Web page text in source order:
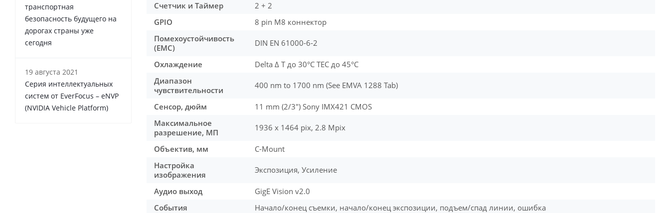
Счетчик и Таймер
2 + 2
GPIO
8 pin M8 коннектор
Помехоустойчивость
(EMC)
DIN EN 61000-6-2
Охлаждение
Delta Δ T до 30°C TEC до 45°C
Диапазон
чувствительности
400 nm to 1700 nm (See EMVA 1288 Tab)
Сенсор, дюйм
11 mm (2/3″) Sony IMX421 CMOS
Максимальное
разрешение, МП
1936 x 1464 pix, 2.8 Mpix
Объектив, мм
C-Mount
Настройка
изображения
Экспозиция, Усиление
Аудио выход
GigE Vision v2.0
События
Начало/конец съемки, начало/конец экспозиции, подъем/спад линии, ошибка
транспортная
безопасность будущего на
дорогах страны уже
сегодня
19 августа 2021
Серия интеллектуальных
систем от EverFocus – eNVP
(NVIDIA Vehicle Platform)